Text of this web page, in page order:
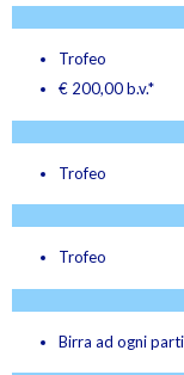
Trofeo
€ 200,00 b.v.*
Trofeo
Trofeo
Birra ad ogni